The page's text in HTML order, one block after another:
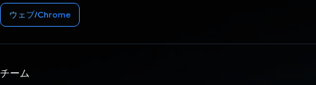
ウェブ/Chrome
チーム